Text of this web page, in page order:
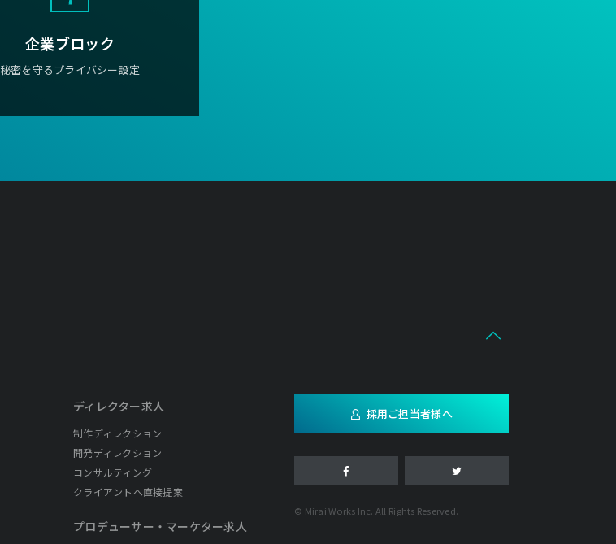
企業ブロック
秘密を守るプライバシー設定
ディレクター求人
制作ディレクション
開発ディレクション
コンサルティング
クライアントへ直接提案
プロデューサー・ マーケター求人
採用ご担当者様へ
© Mirai Works Inc. All Rights Reserved.